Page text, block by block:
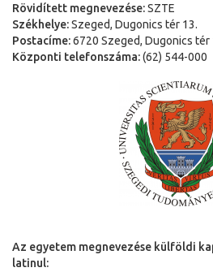
Rövidített megnevezése:SZTE
Székhelye:Szeged, Dugonics tér 13.
Postacíme:6720 Szeged, Dugonics tér
Központi telefonszáma:(62) 544-000
Az egyetem megnevezése külföldi
latinul: